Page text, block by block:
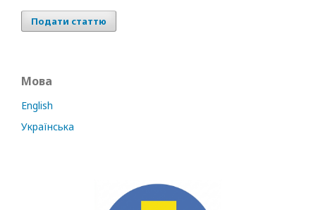
Подати статтю
Мова
English
Українська